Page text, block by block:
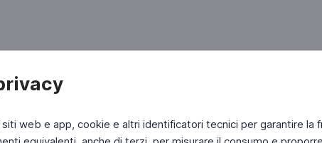
web e app, cookie e altri identificatori tecnici per garantire la